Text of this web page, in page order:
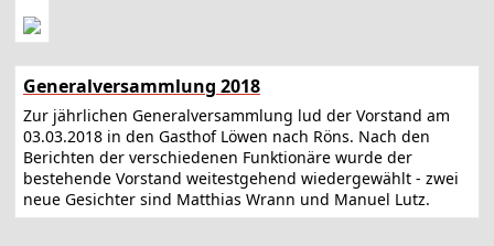
Generalversammlung 2018
Zur jährlichen Generalversammlung lud der Vorstand am
03.03.2018 in den Gasthof Löwen nach Röns. Nach den
Berichten der verschiedenen Funktionäre wurde der
bestehende Vorstand weitestgehend wiedergewählt - zwei
neue Gesichter sind Matthias Wrann und Manuel Lutz.